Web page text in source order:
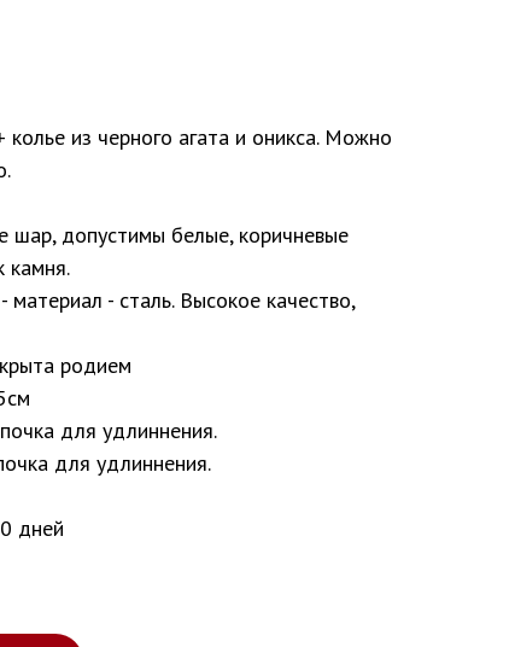
из черного агата и оникса. Можно
шар, допустимы белые, коричневые
камня.
- сталь. Высокое качество,
родием
для удлиннения.
для удлиннения.
дней